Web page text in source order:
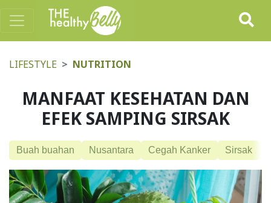
LIFESTYLE NUTRITION
MANFAAT KESEHATAN DAN
EFEK SAMPING SIRSAK
Buah buahan Nusantara Cegah Kanker Sirsak